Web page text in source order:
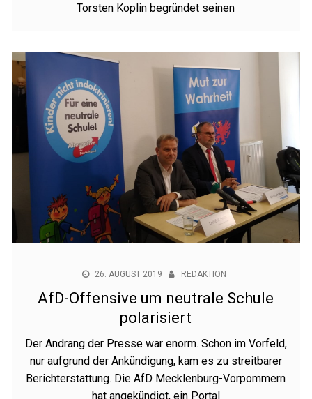
Torsten Koplin begründet seinen
26. AUGUST 2019 REDAKTION
AfD-Offensive um neutrale Schule
polarisiert
Der Andrang der Presse war enorm. Schon im Vorfeld,
nur aufgrund der Ankündigung, kam es zu streitbarer
Berichterstattung. Die AfD Mecklenburg-Vorpommern
hat angekündigt, ein Portal